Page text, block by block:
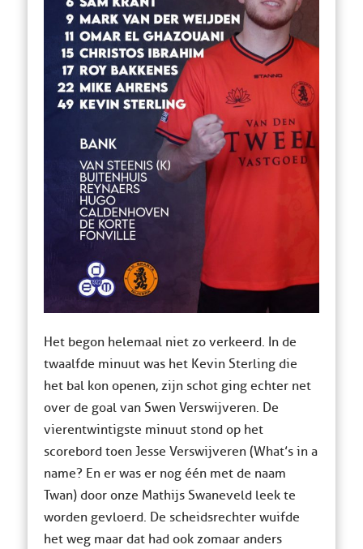
Het begon helemaal niet zo verkeerd. In de
twaalfde minuut was het Kevin Sterling die
het bal kon openen, zijn schot ging echter net
over de goal van Swen Verswijveren. De
vierentwintigste minuut stond op het
scorebord toen Jesse Verswijveren (What’s in a
name? En er was er nog één met de naam
Twan) door onze Mathijs Swaneveld leek te
worden gevloerd. De scheidsrechter wuifde
het weg maar dat had ook zomaar anders